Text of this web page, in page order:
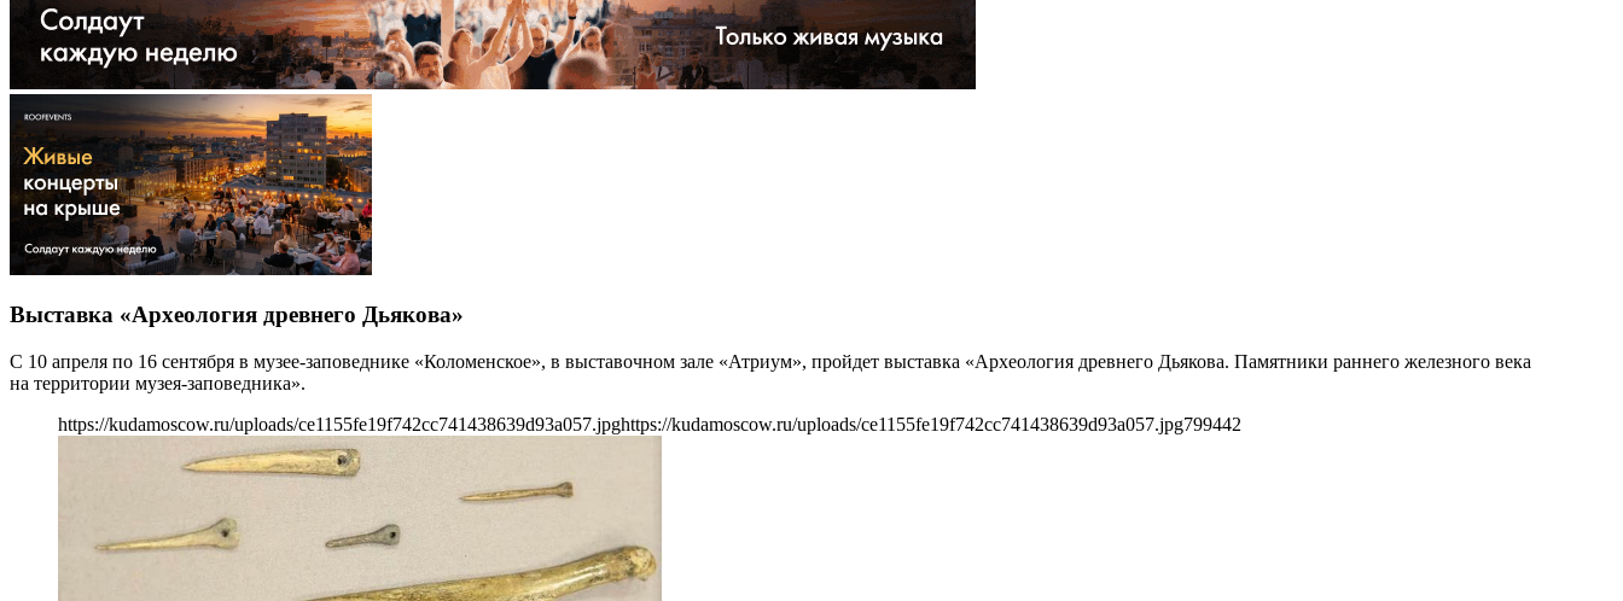
Выставка «Археология древнего Дьякова»
С 10 апреля по 16 сентября в музее-заповеднике «Коломенское», в выставочном зале «Атриум», пройдет выставка «Археология древнего Дьякова. Памятники раннего железного века
на территории музея-заповедника».
https://kudamoscow.ru/uploads/ce1155fe19f742cc741438639d93a057.jpghttps://kudamoscow.ru/uploads/ce1155fe19f742cc741438639d93a057.jpg799442